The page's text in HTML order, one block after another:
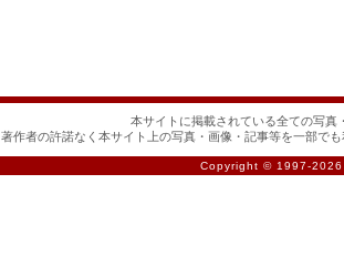
本サイトに掲載されている全ての写真
著作者の許諾なく本サイト上の写真・画像・記事等を一部で
Copyright © 1997-